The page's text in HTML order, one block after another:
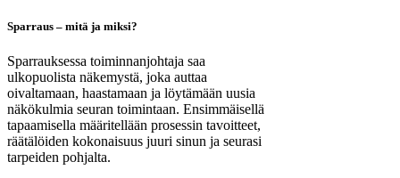
Sparraus – mitä ja miksi?
Sparrauksessa toiminnanjohtaja saa
ulkopuolista näkemystä, joka auttaa
oivaltamaan, haastamaan ja löytämään uusia
näkökulmia seuran toimintaan. Ensimmäisellä
tapaamisella määritellään prosessin tavoitteet,
räätälöiden kokonaisuus juuri sinun ja seurasi
tarpeiden pohjalta.